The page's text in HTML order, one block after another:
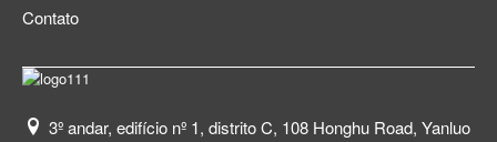
Contato
3º andar, edifício nº 1, distrito C, 108 Honghu Road, Yanluo